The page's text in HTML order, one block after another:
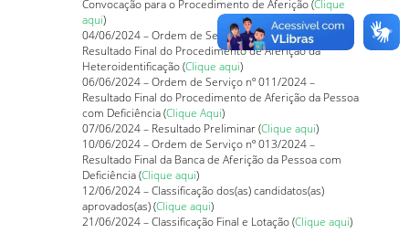
Convocação para o Procedimento de Aferição (Clique
aqui)
04/06/2024 – Ordem de Serviço nº 019/2024 –
Resultado Final do Procedimento de Aferição da
Heteroidentificação (Clique aqui)
06/06/2024 – Ordem de Serviço nº 011/2024 –
Resultado Final do Procedimento de Aferição da Pessoa
com Deficiência (Clique Aqui)
07/06/2024 – Resultado Preliminar (Clique aqui)
10/06/2024 – Ordem de Serviço nº 013/2024 –
Resultado Final da Banca de Aferição da Pessoa com
Deficiência (Clique aqui)
12/06/2024 – Classificação dos(as) candidatos(as)
aprovados(as) (Clique aqui)
21/06/2024 – Classificação Final e Lotação (Clique aqui)